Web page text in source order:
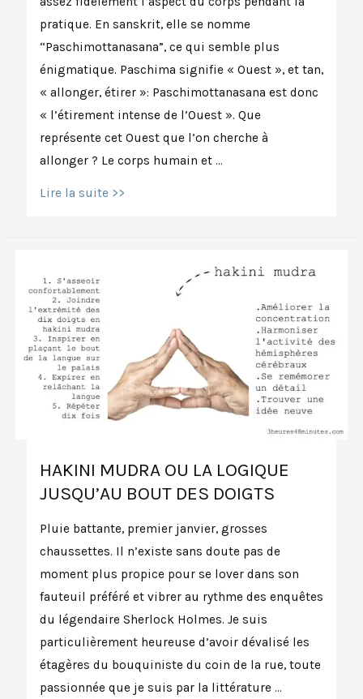
pratique. En sanskrit, elle se nomme
“Paschimottanasana”, ce qui semble plus
énigmatique. Paschima signifie « Ouest », et tan,
« allonger, étirer »: Paschimottanasana est donc
« l’étirement intense de l’Ouest ». Que
représente cet Ouest que l’on cherche à
allonger ? Le corps humain et …
Le
Lire la suite >>
HAKINI MUDRA OU LA LOGIQUE
JUSQU’AU BOUT DES DOIGTS
Pluie battante, premier janvier, grosses
chaussettes. Il n’existe sans doute pas de
moment plus propice pour se lover dans son
fauteuil préféré et vibrer au rythme des enquêtes
du légendaire Sherlock Holmes. Je suis
particulièrement heureuse d’avoir dévalisé les
étagères du bouquiniste du coin de la rue, toute
passionnée que je suis par la littérature …